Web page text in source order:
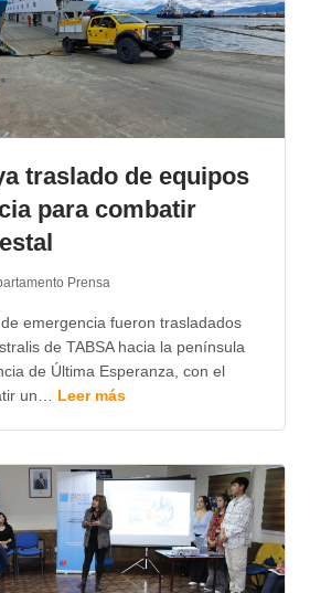
traslado de equipos
para combatir
Prensa
emergencia fueron trasladados
de TABSA hacia la península
de Última Esperanza, con el
un… Leer más